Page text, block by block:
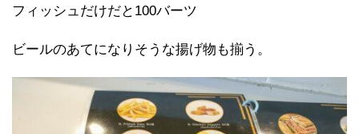
フィッシュだけだと100バーツ
ビールのあてになりそうな揚げ物も揃う。